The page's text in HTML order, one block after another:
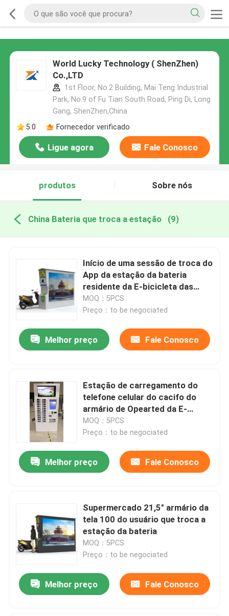
World Lucky Technology ( ShenZhen)
Co.,LTD
1st Floor, No.2 Building, Mai Teng Industrial
Park, No.9 of Fu Tian South Road, Ping Di, Long
Gang, ShenZhen,China
5.0
Fornecedor verificado
Ligue agora Fale Conosco
produtos Sobre nós
China Bateria que troca a estação (9)
Início de uma sessão de troca do
App da estação da bateria
residente da E-bicicleta das
construções
MOQ：5PCS
Preço：to be negociated
Melhor preço Fale Conosco
Estação de carregamento do
telefone celular do cacifo do
armário de Opearted da E-
carteira com 21" tela táctil
MOQ：5PCS
Preço：to be negociated
Melhor preço Fale Conosco
Supermercado 21,5" armário da
tela 100 do usuário que troca a
estação da bateria
MOQ：5PCS
Preço：to be negociated
Melhor preço Fale Conosco